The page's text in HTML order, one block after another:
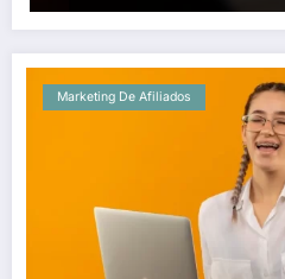
Marketing De Afiliados